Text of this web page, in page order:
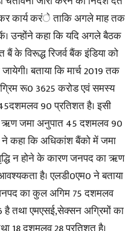
कार्य करंे ताकि अगले माह तक
उन्होंने कहा कि यदि अगले बैठक
बैं के विरूद्ध रिजर्व बैंक इंडिया को
बताया कि मार्च 2019 तक
रू0 3625 करोड एवं समस्य
90 प्रतिशत है। इसी
ऋण जमा अनुपात 45 दशमलव 90
ने कहा कि अधिकांश बैंको में जमा
न होने के कारण जनपद का ऋण
है। एलडी0एम0 ने बताया
जनपद का कुल अगिम 75 दशमलव
तथा एमएसई,सेक्सन अग्रिमों का